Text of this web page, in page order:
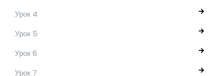
Урок 4
Урок 5
Урок 6
Урок 7